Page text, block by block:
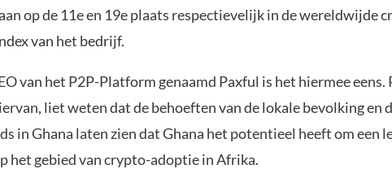
op de 11e en 19e plaats respectievelijk in de wereldwijde
van het bedrijf.
van het P2P-Platform genaamd Paxful is het hiermee eens.
liet weten dat de behoeften van de lokale bevolking en
in Ghana laten zien dat Ghana het potentieel heeft om een
het gebied van crypto-adoptie in Afrika.